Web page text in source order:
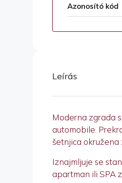
Azonosító kód
Leírás
Moderna zgrada
automobile.
šetnjica
Iznajmljuje se
apartman ili SPA